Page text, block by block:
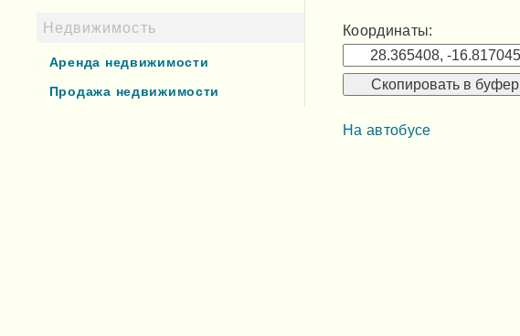
Координаты:
Скопировать в буфер
На автобусе
Недвижимость
Аренда недвижимости
Продажа недвижимости